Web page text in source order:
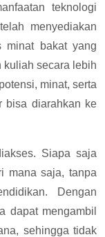
teknologi
menyediakan
minat bakat yang
kuliah secara lebih
minat, serta
bisa diarahkan ke
Siapa saja
mana saja, tanpa
Dengan
dapat mengambil
sehingga tidak